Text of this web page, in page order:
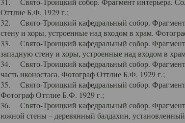
Оттлие Б.Ф. 1929 г.;
32. Свято-Троицкий кафедральный собор.
стену и хоры, устроенные над входом в храм.
33. Свято-Троицкий кафедральный собор.
западную стену и хоры, устроенные над входом в
34. Свято-Троицкий кафедральный собор.
часть иконостаса. Фотограф Оттлие Б.Ф. 1929 г.;
35. Свято-Троицкий кафедральный собор.
Фотограф Оттлие Б.Ф. 1929 г.;
36. Свято-Троицкий кафедральный собор.
южной стены – деревянный балдахин,